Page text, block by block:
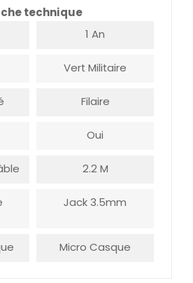
technique
1 An
Vert Militaire
Filaire
Oui
2.2 M
Jack 3.5mm
Micro Casque